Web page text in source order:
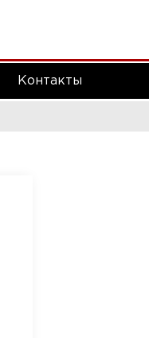
Контакты